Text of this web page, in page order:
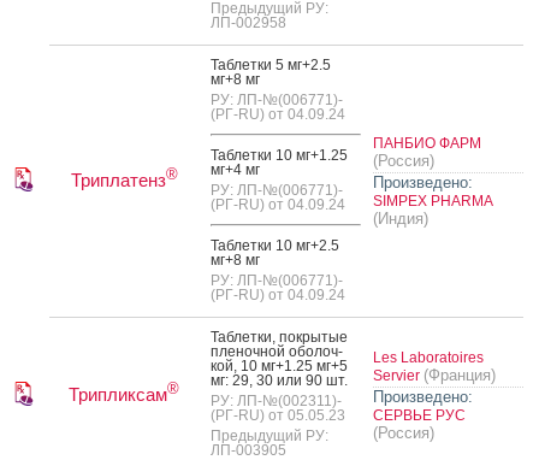
Предыдущий РУ:
ЛП-002958
Триплатенз®
Таб­летки 5 мг+2.5
мг+8 мг
РУ: ЛП-№(006771)-
(РГ-RU) от 04.09.24
Таб­летки 10 мг+1.25
мг+4 мг
РУ: ЛП-№(006771)-
(РГ-RU) от 04.09.24
Таб­летки 10 мг+2.5
мг+8 мг
РУ: ЛП-№(006771)-
(РГ-RU) от 04.09.24
ПАНБИО ФАРМ
(Россия)
Произведено:
SIMPEX PHARMA
(Индия)
Трипликсам®
Таб­летки, пок­ры­тые
пле­ноч­ной обо­лоч­
кой, 10 мг+1.25 мг+5
мг: 29, 30 или 90 шт.
РУ: ЛП-№(002311)-
(РГ-RU) от 05.05.23
Предыдущий РУ:
ЛП-003905
Les Laboratoires
Servier (Франция)
Произведено:
СЕРВЬЕ РУС
(Россия)